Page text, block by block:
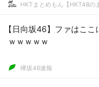
HKTまとめもん【HKT48の
【日向坂46】ファはこ
ｗｗｗｗｗ
欅坂46速報